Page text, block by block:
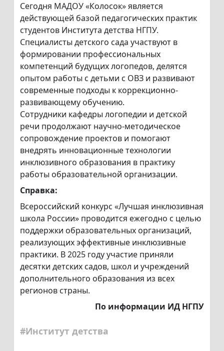
Сегодня МАДОУ «Колосок» является
действующей базой педагогических практик
студентов Института детства НГПУ.
Специалисты детского сада участвуют в
формировании профессиональных
компетенций будущих логопедов, делятся
опытом работы с детьми с ОВЗ и развивают
современные подходы к коррекционно-
развивающему обучению.
Сотрудники кафедры логопедии и детской
речи продолжают научно-методическое
сопровождение проектов и помогают
внедрять инновационные технологии
инклюзивного образования в практику
работы образовательной организации.
Справка:
Всероссийский конкурс «Лучшая инклюзивная
школа России» проводится ежегодно с целью
поддержки образовательных организаций,
реализующих эффективные инклюзивные
практики. В 2025 году участие приняли
десятки детских садов, школ и учреждений
дополнительного образования из всех
регионов страны.
По информации ИД НГПУ
#Институт детства